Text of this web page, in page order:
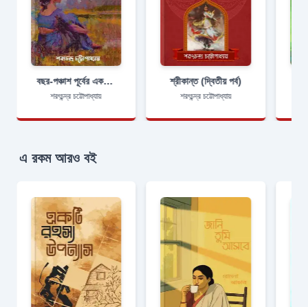
বছর-পঞ্চাশ পূর্বের একটা দিনের কাহিনী
শরৎচন্দ্র চট্টোপাধ্যায়
শ্রীকান্ত (দ্বিতীয় পর্ব)
শরৎচন্দ্র চট্টোপাধ্যায়
এ রকম আরও বই